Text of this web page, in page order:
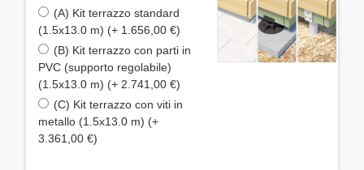
(A) Kit terrazzo standard
(1.5x13.0 m) (+ 1.656,00 €)
(B) Kit terrazzo con parti in
PVC (supporto regolabile)
(1.5x13.0 m) (+ 2.741,00 €)
(C) Kit terrazzo con viti in
metallo (1.5x13.0 m) (+
3.361,00 €)